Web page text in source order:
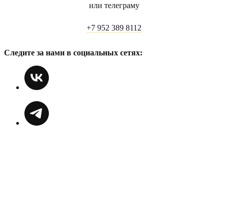
или телеграму
+7 952 389 8112
Следите за нами в социальных сетях: